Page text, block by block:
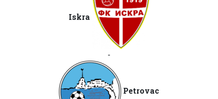
Iskra
-
Petrovac